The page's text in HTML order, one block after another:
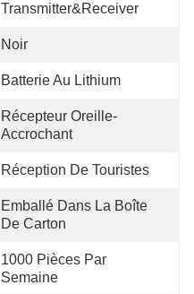
Transmitter&Receiver
Noir
Batterie Au Lithium
Récepteur Oreille-
Accrochant
Réception De Touristes
Emballé Dans La Boîte
De Carton
1000 Pièces Par
Semaine